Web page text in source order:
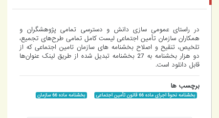
در راستای عمومی سازی دانش و دسترسی تمامی پژوهشگران و
همکاران سازمان تأمین اجتماعی لیست کامل تمامی طرح‌های تجمیع،
تلخیص، تنقیح و اصلاح بخشنامه های سازمان تامین اجتماعی که از
دو هزار بخشنامه به 27 بخشنامه تبدیل شده از طریق لینک عنوان‌ها
قابل دانلود است.
برچسب ها
بخشنامه نحوۀ اجرای ماده 66 قانون تأمین اجتماعی بخشنامه ماده 66 سازمان